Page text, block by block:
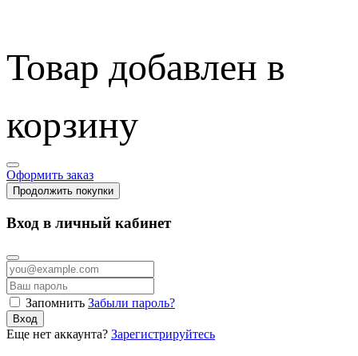
Товар добавлен в
корзину
Оформить заказ
Продолжить покупки
Вход в личный кабинет
Запомнить Забыли пароль?
Вход
Еще нет аккаунта? Зарегистрируйтесь